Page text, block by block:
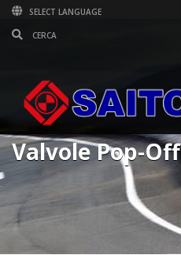
SELECT LANGUAGE
Valvole Pop-Off